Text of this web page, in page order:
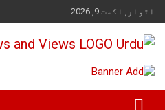
Skip
to
content
اتوار, اگست 9, 2026
News & Views